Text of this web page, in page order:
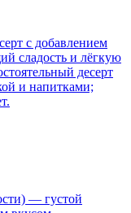
с добавлением
сладость и лёгкую
десерт
и напитками;
— густой